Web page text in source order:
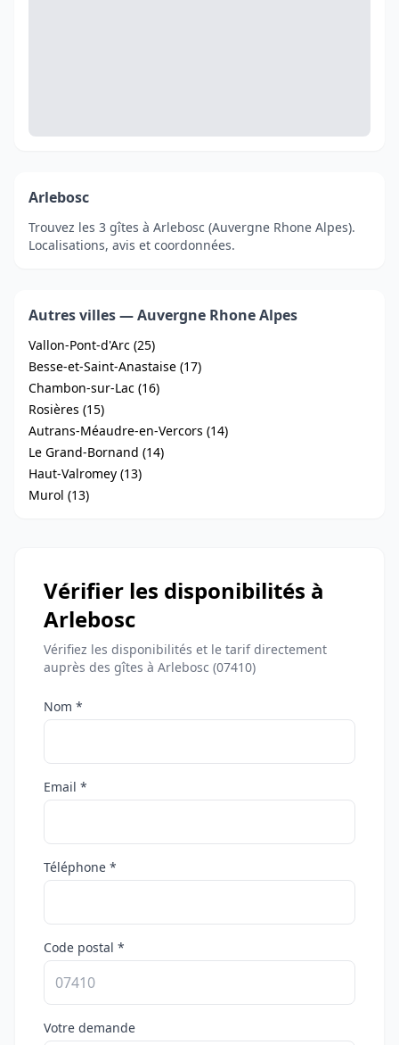
Arlebosc
Trouvez les 3 gîtes à Arlebosc (Auvergne Rhone Alpes).
Localisations, avis et coordonnées.
Autres villes — Auvergne Rhone Alpes
Vallon-Pont-d'Arc (25)
Besse-et-Saint-Anastaise (17)
Chambon-sur-Lac (16)
Rosières (15)
Autrans-Méaudre-en-Vercors (14)
Le Grand-Bornand (14)
Haut-Valromey (13)
Murol (13)
Vérifier les disponibilités à
Arlebosc
Vérifiez les disponibilités et le tarif directement
auprès des gîtes à Arlebosc (07410)
Nom *
Email *
Téléphone *
Code postal *
Votre demande